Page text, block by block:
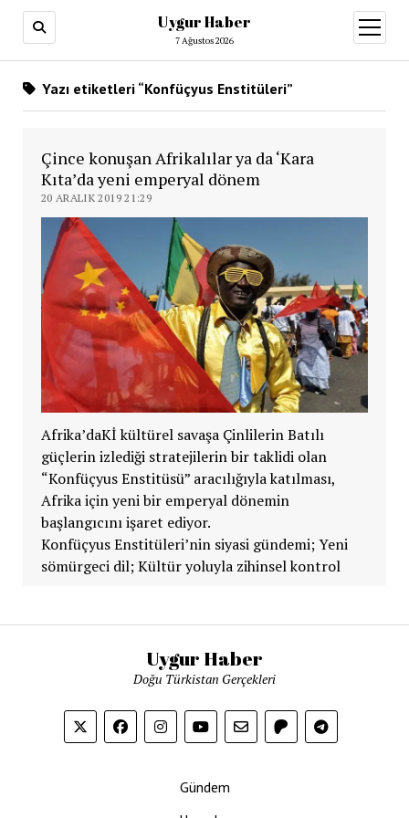
Uygur Haber
7 Ağustos 2026
aç
Yazı etiketleri “Konfüçyus Enstitüleri”
Çince konuşan Afrikalılar ya da ‘Kara
Kıta’da yeni emperyal dönem
20 ARALIK 2019 21:29
Afrika’daKİ kültürel savaşa Çinlilerin Batılı
güçlerin izlediği stratejilerin bir taklidi olan
“Konfüçyus Enstitüsü” aracılığıyla katılması,
Afrika için yeni bir emperyal dönemin
başlangıcını işaret ediyor.
Konfüçyus Enstitüleri’nin siyasi gündemi; Yeni
sömürgeci dil; Kültür yoluyla zihinsel kontrol
Uygur Haber
Doğu Türkistan Gerçekleri
Gündem